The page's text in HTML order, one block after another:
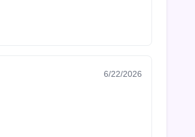
6/22/2026